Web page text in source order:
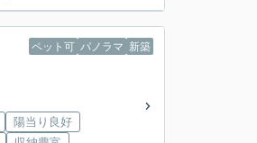
ペット可 パノラマ 新築
陽当り良好